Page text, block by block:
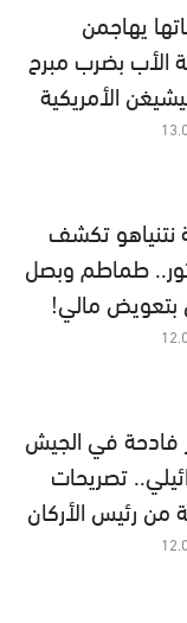
يهاجمن
الأب بضرب مبرح
الأمريكية
نتنياهو تكشف
طماطم وبصل
بتعويض مالي!
فادحة في الجيش
تصريحات
من رئيس الأركان